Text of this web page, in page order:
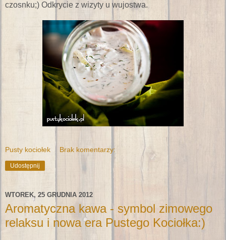
czosnku;) Odkrycie z wizyty u wujostwa.
Pusty kociołek Brak komentarzy:
Udostępnij
WTOREK, 25 GRUDNIA 2012
Aromatyczna kawa - symbol zimowego
relaksu i nowa era Pustego Kociołka:)